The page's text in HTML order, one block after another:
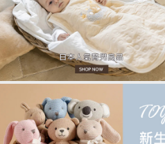
男生
禮品
服務據點
品牌故事